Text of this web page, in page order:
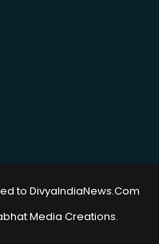
to DivyaIndiaNews.Com
Media Creations.